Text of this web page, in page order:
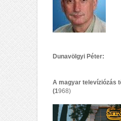
Dunavölgyi Péter:
A magyar televíziózás
(1968)